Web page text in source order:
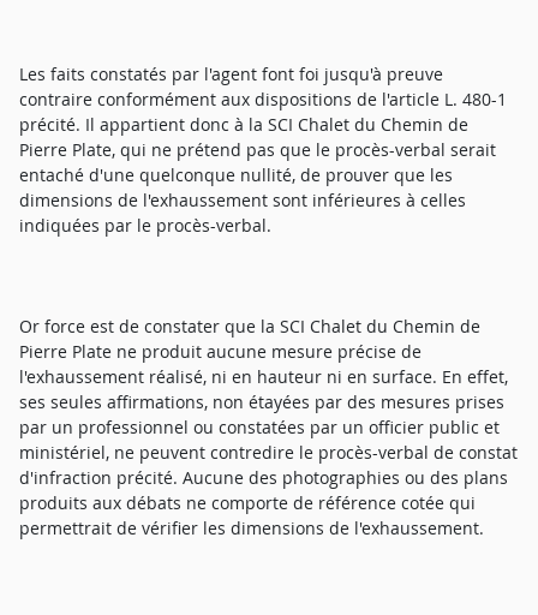
Les faits constatés par l'agent font foi jusqu'à preuve
contraire conformément aux dispositions de l'article L. 480-1
précité. Il appartient donc à la SCI Chalet du Chemin de
Pierre Plate, qui ne prétend pas que le procès-verbal serait
entaché d'une quelconque nullité, de prouver que les
dimensions de l'exhaussement sont inférieures à celles
indiquées par le procès-verbal.
Or force est de constater que la SCI Chalet du Chemin de
Pierre Plate ne produit aucune mesure précise de
l'exhaussement réalisé, ni en hauteur ni en surface. En effet,
ses seules affirmations, non étayées par des mesures prises
par un professionnel ou constatées par un officier public et
ministériel, ne peuvent contredire le procès-verbal de constat
d'infraction précité. Aucune des photographies ou des plans
produits aux débats ne comporte de référence cotée qui
permettrait de vérifier les dimensions de l'exhaussement.